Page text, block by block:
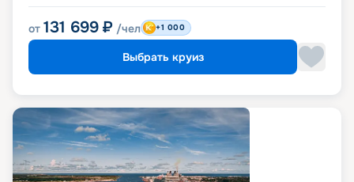
от 131 699 ₽ /чел +1 000
Выбрать круиз